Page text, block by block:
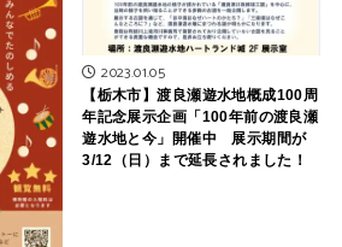
2023.01.05
【栃木市】渡良瀬遊水地概成100周
年記念展示企画「100年前の渡良瀬
遊水地と今」開催中 展示期間が
3/12（日）まで延長されました！